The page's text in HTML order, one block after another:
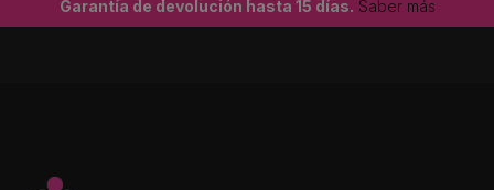
Garantía de devolución hasta 15 días. Saber más